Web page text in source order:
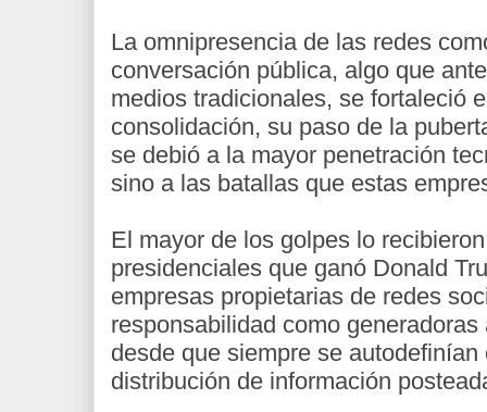
La omnipresencia de las redes
conversación pública, algo que
medios tradicionales, se fortaleció
consolidación, su paso de la
se debió a la mayor penetración
sino a las batallas que estas
El mayor de los golpes lo
presidenciales que ganó Donald
empresas propietarias de redes
responsabilidad como
desde que siempre se
distribución de información